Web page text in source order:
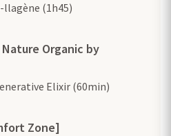
llagène (1h45)
Organic by
Elixir (60min)
Zone]